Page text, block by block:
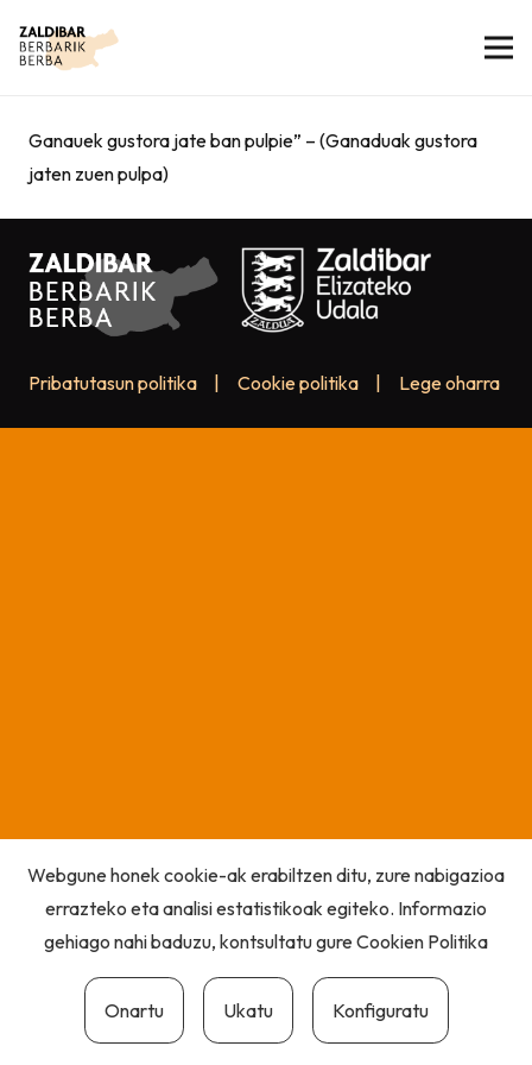
Ganauek gustora jate ban pulpie” – (Ganaduak gustora
jaten zuen pulpa)
Pribatutasun politika Cookie politika Lege oharra
Webgune honek cookie-ak erabiltzen ditu, zure nabigazioa
errazteko eta analisi estatistikoak egiteko. Informazio
gehiago nahi baduzu, kontsultatu gureCookien Politika
Onartu Ukatu Konfiguratu